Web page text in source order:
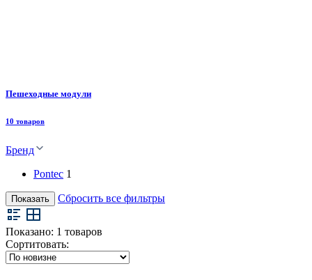
Пешеходные модули
10 товаров
Бренд
Pontec 1
Показать Сбросить все фильтры
Показано: 1 товаров
Сортитовать: